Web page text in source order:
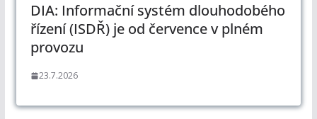
DIA: Informační systém dlouhodobého
řízení (ISDŘ) je od července v plném
provozu
23.7.2026